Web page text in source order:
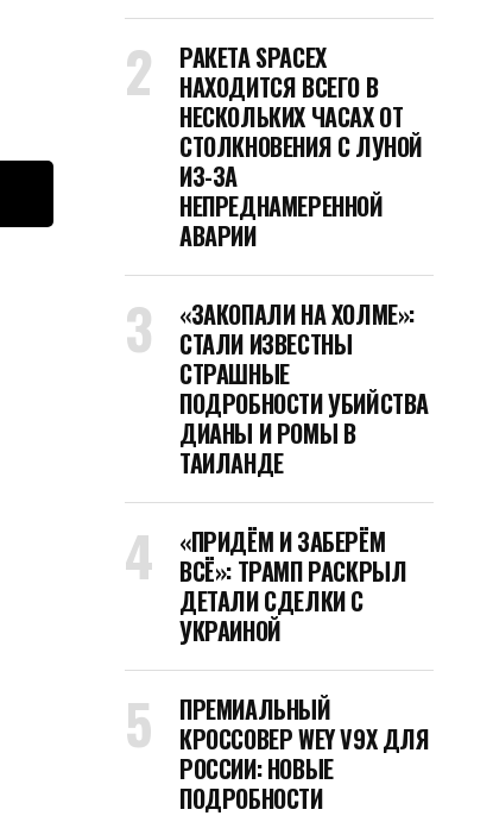
РАКЕТА SPACEX
НАХОДИТСЯ ВСЕГО В
НЕСКОЛЬКИХ ЧАСАХ ОТ
СТОЛКНОВЕНИЯ С ЛУНОЙ
ИЗ-ЗА
НЕПРЕДНАМЕРЕННОЙ
АВАРИИ
«ЗАКОПАЛИ НА ХОЛМЕ»:
СТАЛИ ИЗВЕСТНЫ
СТРАШНЫЕ
ПОДРОБНОСТИ УБИЙСТВА
ДИАНЫ И РОМЫ В
ТАИЛАНДЕ
«ПРИДЁМ И ЗАБЕРЁМ
ВСЁ»: ТРАМП РАСКРЫЛ
ДЕТАЛИ СДЕЛКИ С
УКРАИНОЙ
ПРЕМИАЛЬНЫЙ
КРОССОВЕР WEY V9X ДЛЯ
РОССИИ: НОВЫЕ
ПОДРОБНОСТИ